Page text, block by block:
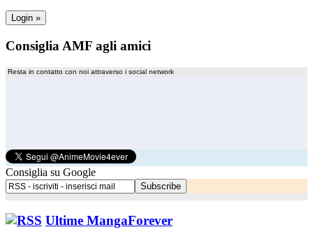
Consiglia AMF agli amici
Resta in contatto con noi attraverso i social network
Consiglia su Google
Ultime MangaForever